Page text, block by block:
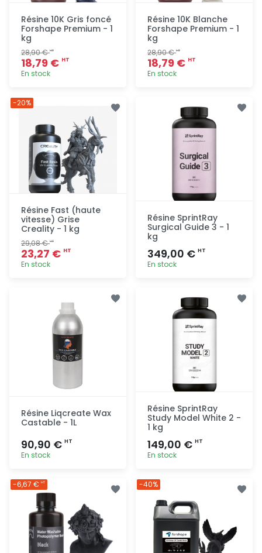
Résine 10K Gris foncé
Forshape Premium - 1
kg
28,90 €HT
18,79 € HT
En stock
Résine 10K Blanche
Forshape Premium - 1
kg
28,90 €HT
18,79 € HT
En stock
rapide
Résine Fast (haute
vitesse) Grise
Creality - 1 kg
29,08 €HT
23,27 € HT
En stock
rapide
-20%
Résine SprintRay
Surgical Guide 3 - 1
kg
349,00 € HT
En stock
rapide
Résine Liqcreate Wax
Castable - 1L
90,90 € HT
En stock
Résine SprintRay
Study Model White 2 -
1 kg
149,00 € HT
En stock
-6,67 € HT -40%